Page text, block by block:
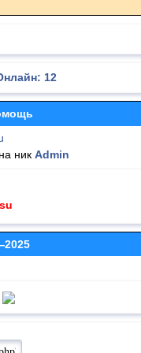
12
ник Admin